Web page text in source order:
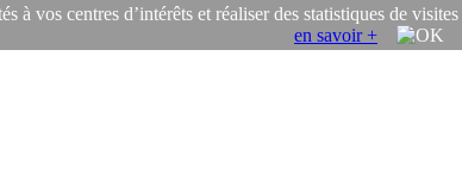
vos centres d’intérêts et réaliser des statistiques de visites
en savoir +